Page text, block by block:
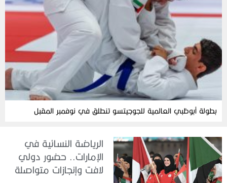
بطولة أبوظبي العالمية للجوجيتسو تنطلق في نوفمبر المقبل
الرياضة النسائية في
الإمارات.. حضور دولي
لافت وإنجازات متواصلة